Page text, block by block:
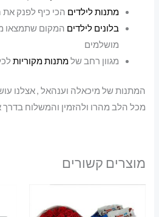
מתנות לילדים הכי כיף לפנק את
בלונים לילדים המקום שתמצאו
מושלמים
מגוון רחב שלמתנות מקוריות
המתנות של מיכאלה וענהאל , אצלנו
מכל הלב מהרו ולהזמין והמשלוח בדרך
מוצרים קשורים